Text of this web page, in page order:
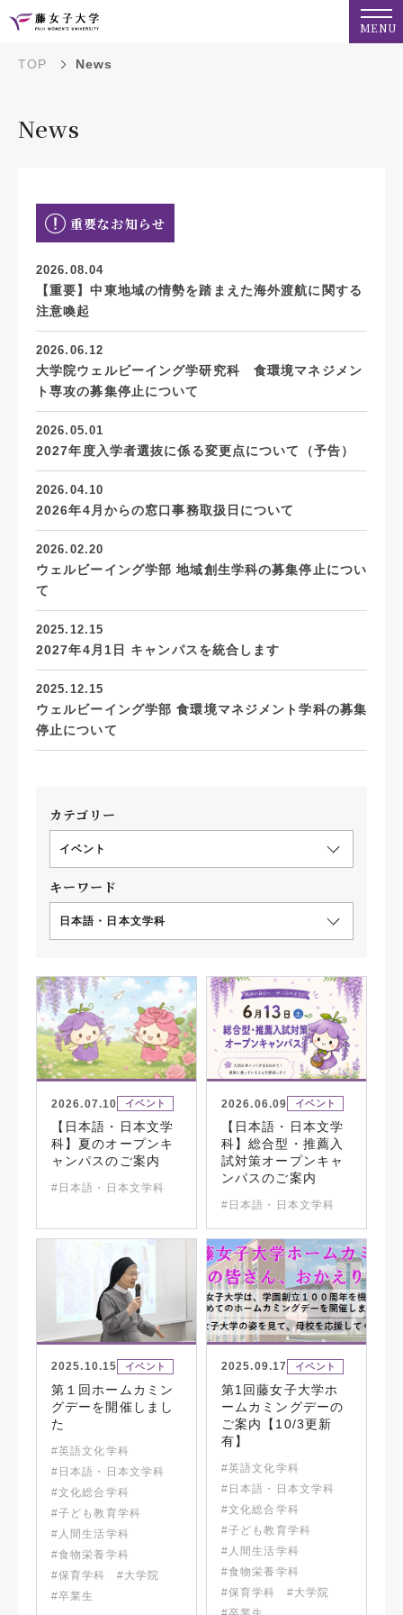
MENU
TOP News
News
重要なお知らせ
2026.08.04
【重要】中東地域の情勢を踏まえた海外渡航に関する
注意喚起
2026.06.12
大学院ウェルビーイング学研究科 食環境マネジメン
ト専攻の募集停止について
2026.05.01
2027年度入学者選抜に係る変更点について（予告）
2026.04.10
2026年4月からの窓口事務取扱日について
2026.02.20
ウェルビーイング学部 地域創生学科の募集停止につい
て
2025.12.15
2027年4月1日 キャンパスを統合します
2025.12.15
ウェルビーイング学部 食環境マネジメント学科の募集
停止について
カテゴリー
イベント
キーワード
日本語・日本文学科
2026.07.10 イベント
【日本語・日本文学
科】夏のオープンキ
ャンパスのご案内
#日本語・日本文学科
2026.06.09 イベント
【日本語・日本文学
科】総合型・推薦入
試対策オープンキャ
ンパスのご案内
#日本語・日本文学科
2025.10.15 イベント
第１回ホームカミン
グデーを開催しまし
た
#英語文化学科
#日本語・日本文学科
#文化総合学科
#子ども教育学科
#人間生活学科
#食物栄養学科
#保育学科
#大学院
#卒業生
2025.09.17 イベント
第1回藤女子大学ホ
ームカミングデーの
ご案内【10/3更新
有】
#英語文化学科
#日本語・日本文学科
#文化総合学科
#子ども教育学科
#人間生活学科
#食物栄養学科
#保育学科
#大学院